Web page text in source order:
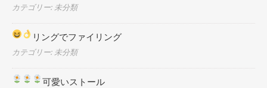
カテゴリー: 未分類
リングでファイリング
カテゴリー: 未分類
可愛いストール